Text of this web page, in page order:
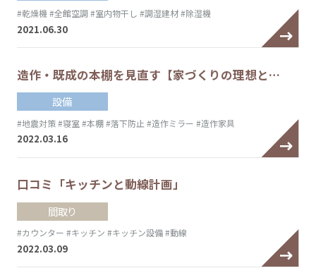
#乾燥機#全館空調 #室内物干し #調湿建材#除湿機
2021.06.30
造作・既成の本棚を見直す【家づくりの理想と…
設備
#地震対策#寝室 #本棚#落下防止 #造作ミラー #造作家具
2022.03.16
口コミ「キッチンと動線計画」
間取り
#カウンター #キッチン #キッチン設備#動線
2022.03.09